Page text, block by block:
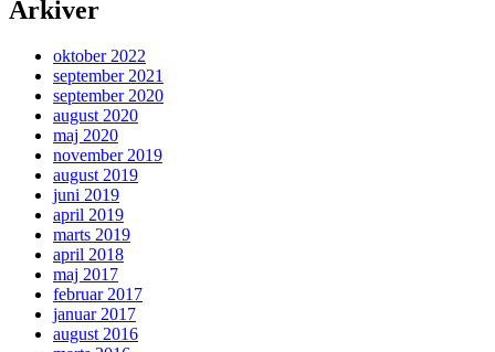
Arkiver
oktober 2022
september 2021
september 2020
august 2020
maj 2020
november 2019
august 2019
juni 2019
april 2019
marts 2019
april 2018
maj 2017
februar 2017
januar 2017
august 2016